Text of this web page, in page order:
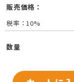
販売価格：
税率：10%
数量